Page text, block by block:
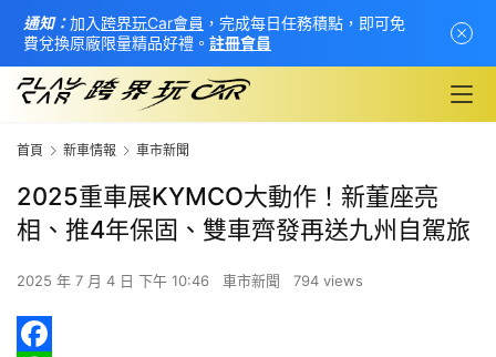
首頁 新車情報 車市新聞
2025重車展KYMCO大動作！新董座亮
相、推4年保固、雙車齊發再送九州自駕旅
2025 年 7 月 4 日 下午 10:46 車市新聞 794 views
通知：加入 跨界玩Car會員 ，完成每日任務積點，即可免
費兌換原廠限量精品好禮。 註冊會員